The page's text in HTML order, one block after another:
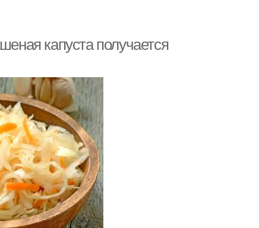
капуста получается